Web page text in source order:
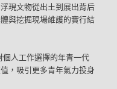
現文物從出土到展出背后
與挖掘現場維護的實行結
個人工作選擇的年青一代
，吸引更多青年氣力投身